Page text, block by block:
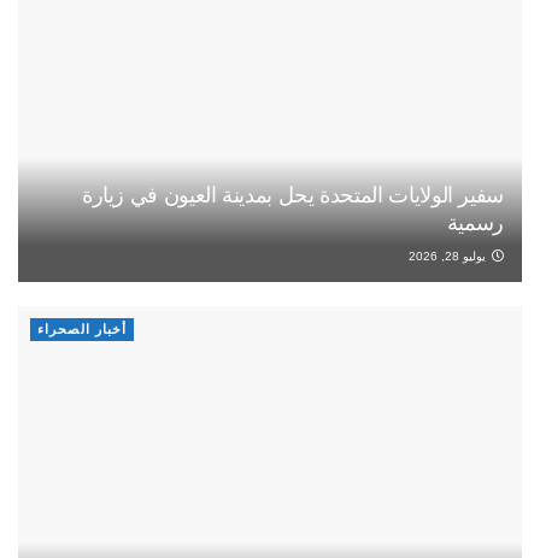
سفير الولايات المتحدة يحل بمدينة العيون في زيارة
رسمية
يوليو 28, 2026
أخبار الصحراء